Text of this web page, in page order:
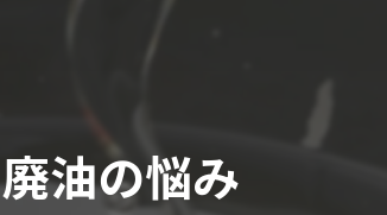
廃油の悩み